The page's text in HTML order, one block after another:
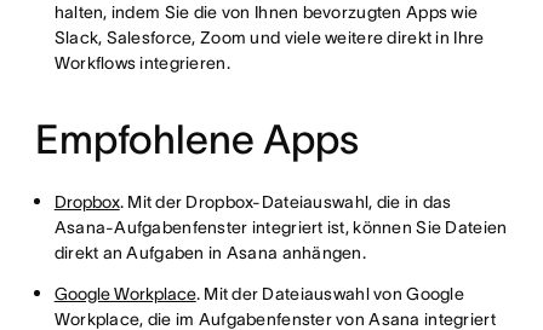
halten, indem Sie die von Ihnen bevorzugten Apps wie
Slack, Salesforce, Zoom und viele weitere direkt in Ihre
Workflows integrieren.
Empfohlene Apps
Dropbox. Mit der Dropbox-Dateiauswahl, die in das
Asana-Aufgabenfenster integriert ist, können Sie Dateien
direkt an Aufgaben in Asana anhängen.
Google Workplace. Mit der Dateiauswahl von Google
Workplace, die im Aufgabenfenster von Asana integriert